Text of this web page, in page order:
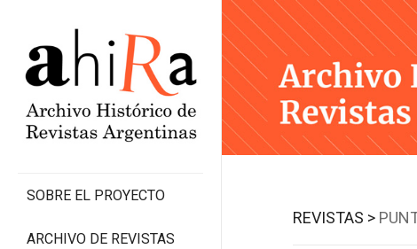
SOBRE EL PROYECTO
ARCHIVO DE REVISTAS
REVISTAS >